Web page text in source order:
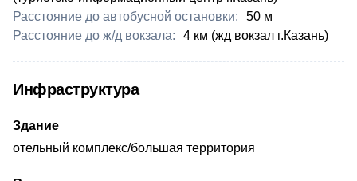
Расстояние до автобусной остановки:
​50 м
Расстояние до ж/д вокзала:
​4 км (жд вокзал г.Казань)
Инфраструктура
Здание
отельный комплекс/большая территория